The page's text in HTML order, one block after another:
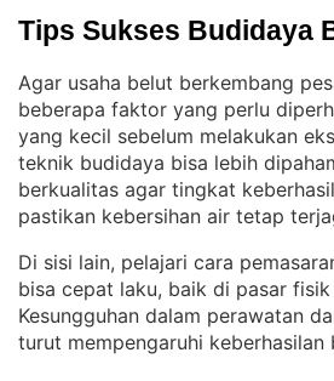
Tips Sukses Budidaya
Agar usaha belut berkembang
beberapa faktor yang perlu
yang kecil sebelum melakukan
teknik budidaya bisa lebih
berkualitas agar tingkat
pastikan kebersihan air tetap
Di sisi lain, pelajari cara
bisa cepat laku, baik di pasar
Kesungguhan dalam perawatan
turut mempengaruhi keberhasilan